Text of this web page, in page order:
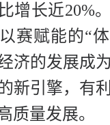
增长近20%
赛赋能的“
济的发展成
新引擎，有
质量发展。